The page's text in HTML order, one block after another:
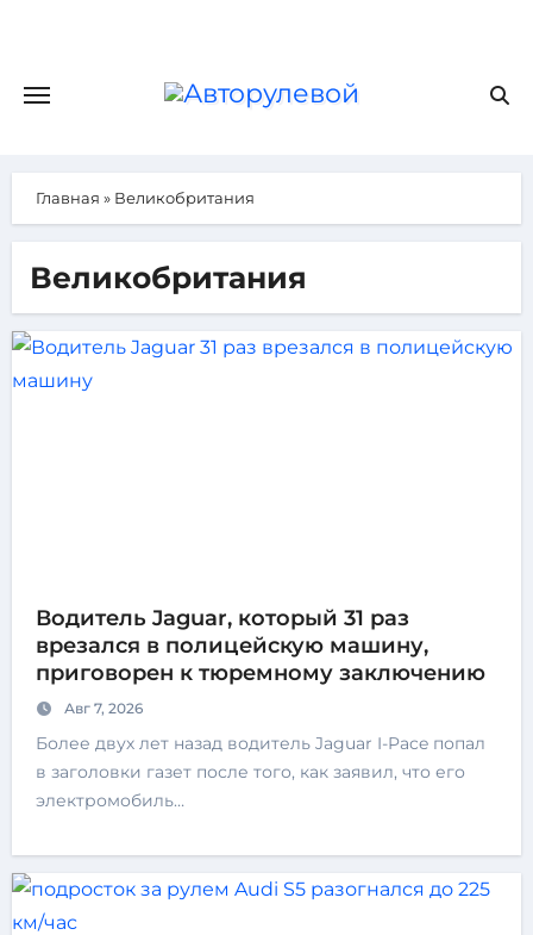
Главная » Великобритания
Великобритания
Водитель Jaguar, который 31 раз
врезался в полицейскую машину,
приговорен к тюремному заключению
Авг 7, 2026
Более двух лет назад водитель Jaguar I-Pace попал
в заголовки газет после того, как заявил, что его
электромобиль…